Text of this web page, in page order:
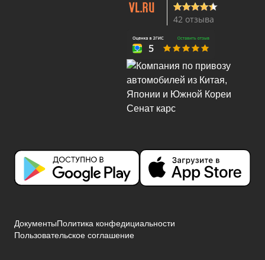
42 отзыва
ДокументыПолитика конфедициальности
Пользовательское соглашение